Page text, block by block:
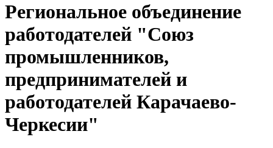
Региональное объединение
работодателей "Союз
промышленников,
предпринимателей и
работодателей Карачаево-
Черкесии"